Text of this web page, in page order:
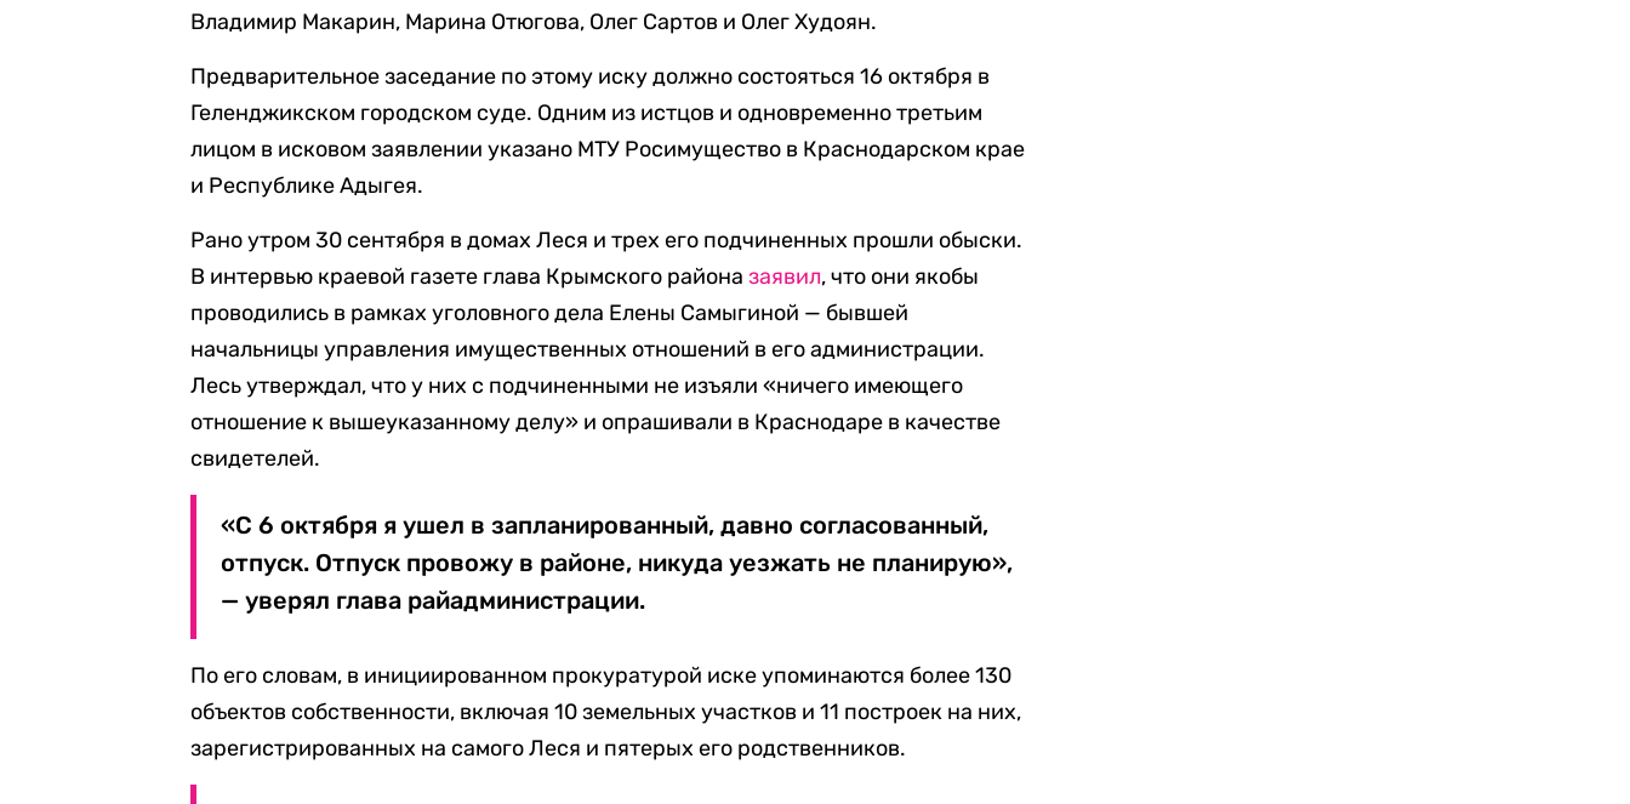
Владимир Макарин, Марина Отюгова, Олег Сартов и Олег Худоян.
Предварительное заседание по этому иску должно состояться 16 октября в
Геленджикском городском суде. Одним из истцов и одновременно третьим
лицом в исковом заявлении указано МТУ Росимущество в Краснодарском крае
и Республике Адыгея.
Рано утром 30 сентября в домах Леся и трех его подчиненных прошли обыски.
В интервью краевой газете глава Крымского районазаявил, что они якобы
проводились в рамках уголовного дела Елены Самыгиной — бывшей
начальницы управления имущественных отношений в его администрации.
Лесь утверждал, что у них с подчиненными не изъяли «ничего имеющего
отношение к вышеуказанному делу» и опрашивали в Краснодаре в качестве
свидетелей.
«С 6 октября я ушел в запланированный, давно согласованный,
отпуск. Отпуск провожу в районе, никуда уезжать не планирую»,
— уверял глава райадминистрации.
По его словам, в инициированном прокуратурой иске упоминаются более 130
объектов собственности, включая 10 земельных участков и 11 построек на них,
зарегистрированных на самого Леся и пятерых его родственников.